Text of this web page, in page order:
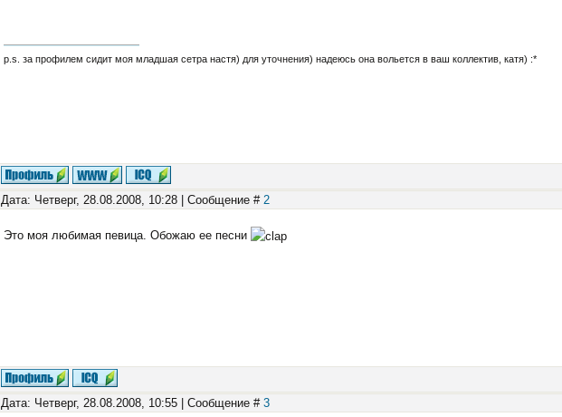
p.s. за профилем сидит моя младшая сетра настя) для уточнения) надеюсь она вольется в ваш коллектив, катя) :*
Дата: Четверг, 28.08.2008, 10:28 | Сообщение # 2
Это моя любимая певица. Обожаю ее песни
Дата: Четверг, 28.08.2008, 10:55 | Сообщение # 3